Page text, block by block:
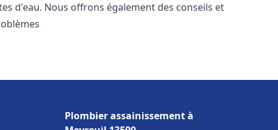
d'eau. Nous offrons également des conseils et
Plombier assainissement à